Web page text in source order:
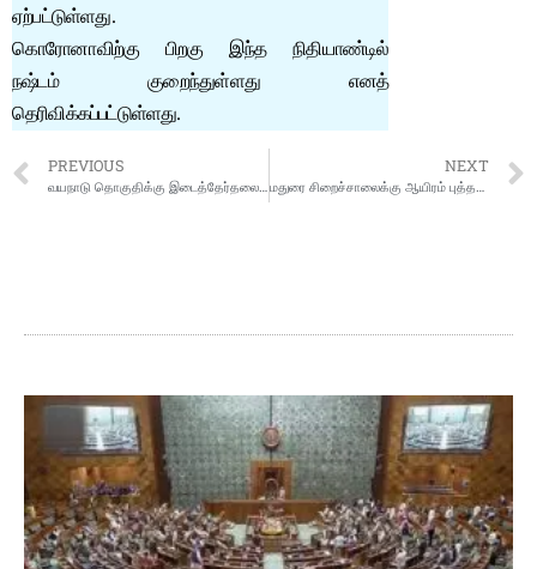
ஏற்பட்டுள்ளது.
கொரோனாவிற்கு பிறகு இந்த நிதியாண்டில்
நஷ்டம் குறைந்துள்ளது எனத்
தெரிவிக்கப்பட்டுள்ளது.
PREVIOUS
வயநாடு தொகுதிக்கு இடைத்தேர்தலை அறிவிக்காத தேர்தல் ஆணையம்… ஏன்?
NEXT
மதுரை சிறைச்சாலைக்கு ஆயிரம் புத்தகங்களை பரிசளித்த நடிகர் விஜய் சேதுபதி